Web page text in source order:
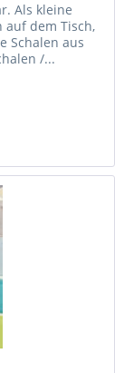
Als kleine
auf dem Tisch,
Schalen aus
/...